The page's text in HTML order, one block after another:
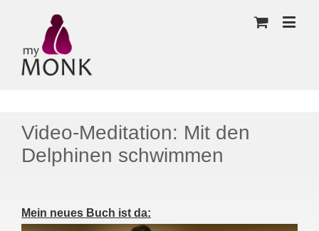
Video-Meditation: Mit den
Delphinen schwimmen
Mein neues Buch ist da: